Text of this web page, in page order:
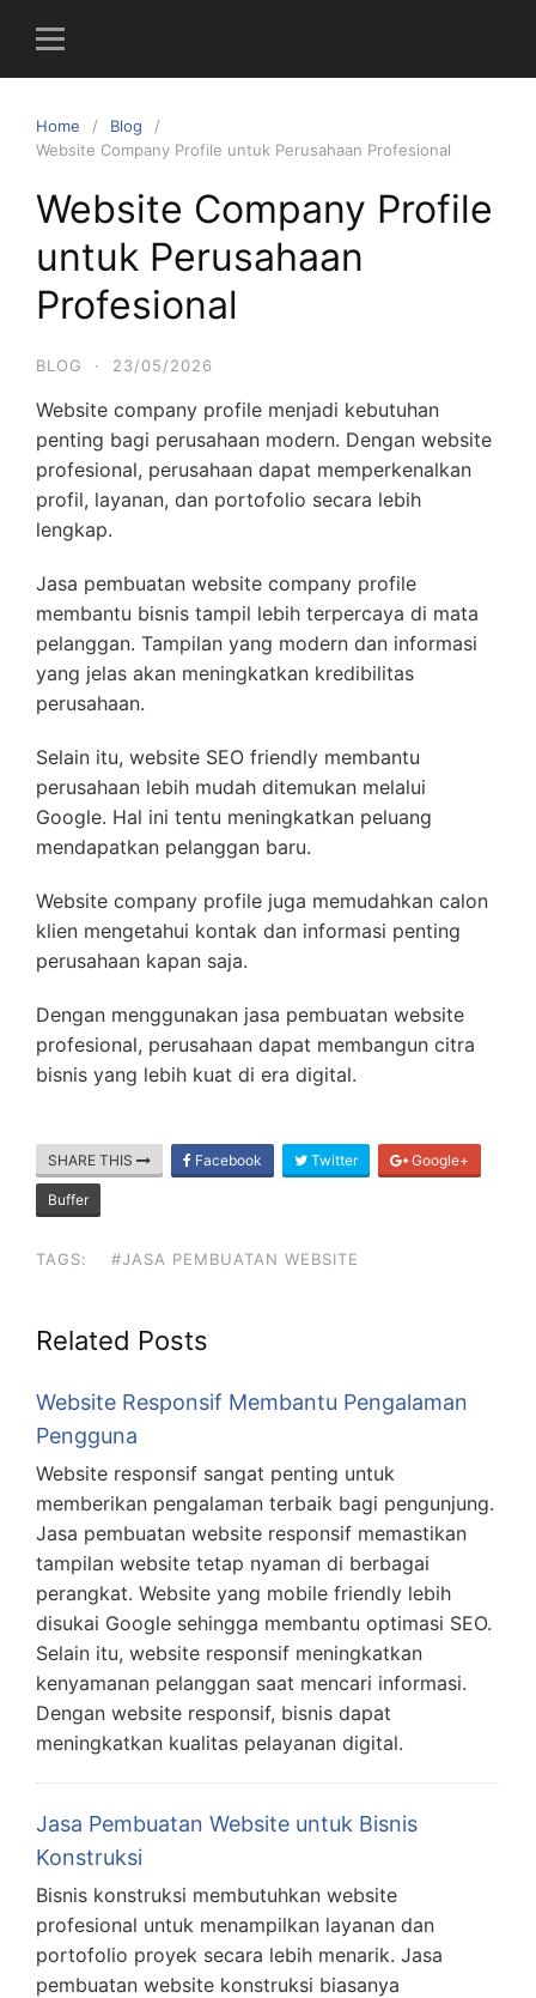
i
Home
Blog
Website Company Profile untuk Perusahaan Profesional
Website Company Profile
untuk Perusahaan
Profesional
BLOG · 23/05/2026
Website company profile menjadi kebutuhan
penting bagi perusahaan modern. Dengan website
profesional, perusahaan dapat memperkenalkan
profil, layanan, dan portofolio secara lebih
lengkap.
Jasa pembuatan website company profile
membantu bisnis tampil lebih terpercaya di mata
pelanggan. Tampilan yang modern dan informasi
yang jelas akan meningkatkan kredibilitas
perusahaan.
Selain itu, website SEO friendly membantu
perusahaan lebih mudah ditemukan melalui
Google. Hal ini tentu meningkatkan peluang
mendapatkan pelanggan baru.
Website company profile juga memudahkan calon
klien mengetahui kontak dan informasi penting
perusahaan kapan saja.
Dengan menggunakan jasa pembuatan website
profesional, perusahaan dapat membangun citra
bisnis yang lebih kuat di era digital.
SHARE THIS Facebook Twitter Google+
Buffer
TAGS: #JASA PEMBUATAN WEBSITE
Related Posts
Website Responsif Membantu Pengalaman
Pengguna
Website responsif sangat penting untuk
memberikan pengalaman terbaik bagi pengunjung.
Jasa pembuatan website responsif memastikan
tampilan website tetap nyaman di berbagai
perangkat. Website yang mobile friendly lebih
disukai Google sehingga membantu optimasi SEO.
Selain itu, website responsif meningkatkan
kenyamanan pelanggan saat mencari informasi.
Dengan website responsif, bisnis dapat
meningkatkan kualitas pelayanan digital.
Jasa Pembuatan Website untuk Bisnis
Konstruksi
Bisnis konstruksi membutuhkan website
profesional untuk menampilkan layanan dan
portofolio proyek secara lebih menarik. Jasa
pembuatan website konstruksi biasanya